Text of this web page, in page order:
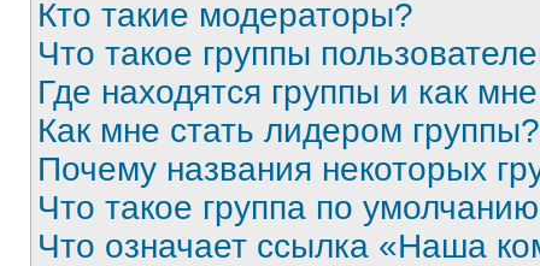
Кто такие модераторы?
Что такое группы
Где находятся группы и как
Как мне стать лидером группы?
Почему названия некоторых
Что такое группа по
Что означает ссылка «Наша